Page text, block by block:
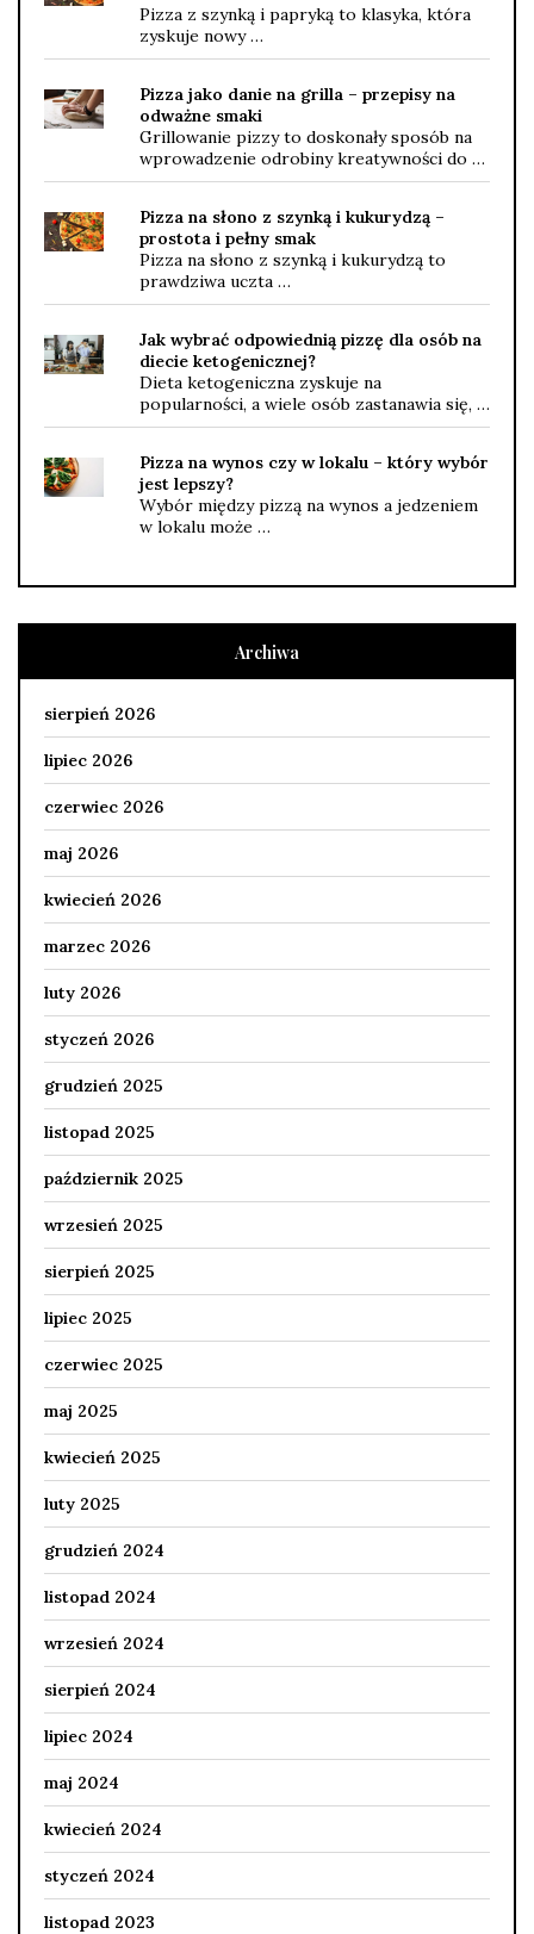
Pizza z szynką i papryką to klasyka, która
zyskuje nowy …
Pizza jako danie na grilla – przepisy na
odważne smaki
Grillowanie pizzy to doskonały sposób na
wprowadzenie odrobiny kreatywności do …
Pizza na słono z szynką i kukurydzą –
prostota i pełny smak
Pizza na słono z szynką i kukurydzą to
prawdziwa uczta …
Jak wybrać odpowiednią pizzę dla osób na
diecie ketogenicznej?
Dieta ketogeniczna zyskuje na
popularności, a wiele osób zastanawia się, …
Pizza na wynos czy w lokalu – który wybór
jest lepszy?
Wybór między pizzą na wynos a jedzeniem
w lokalu może …
Archiwa
sierpień 2026
lipiec 2026
czerwiec 2026
maj 2026
kwiecień 2026
marzec 2026
luty 2026
styczeń 2026
grudzień 2025
listopad 2025
październik 2025
wrzesień 2025
sierpień 2025
lipiec 2025
czerwiec 2025
maj 2025
kwiecień 2025
luty 2025
grudzień 2024
listopad 2024
wrzesień 2024
sierpień 2024
lipiec 2024
maj 2024
kwiecień 2024
styczeń 2024
listopad 2023